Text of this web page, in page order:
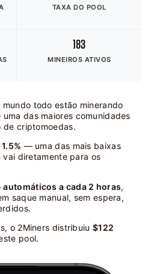
TAXA DO POOL
183
MINEIROS ATIVOS
todo estão minerando
das maiores comunidades
de criptomoedas.
1.5% — uma das mais baixas
diretamente para os
automáticos a cada 2 horas,
saque manual, sem espera,
o 2Miners distribuiu $122
pool.